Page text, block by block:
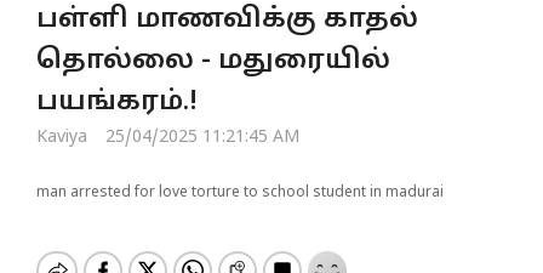
e
N
a
i
a
பள்ளி மாணவிக்கு காதல்
தொல்லை - மதுரையில்
பயங்கரம்.!
Kaviya 25/04/2025 11:21:45 AM
man arrested for love torture to school student in madurai